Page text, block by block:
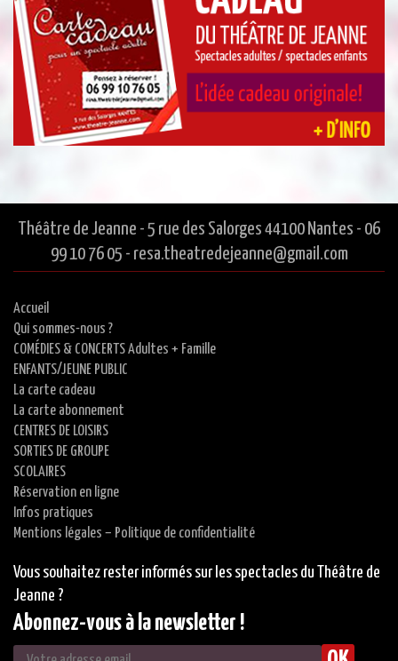
Théâtre de Jeanne - 5 rue des Salorges 44100 Nantes - 06
99 10 76 05 - resa.theatredejeanne@gmail.com
Accueil
Qui sommes-nous ?
COMÉDIES & CONCERTS Adultes + Famille
ENFANTS/JEUNE PUBLIC
La carte cadeau
La carte abonnement
CENTRES DE LOISIRS
SORTIES DE GROUPE
SCOLAIRES
Réservation en ligne
Infos pratiques
Mentions légales – Politique de confidentialité
Vous souhaitez rester informés sur les spectacles du Théâtre de
Jeanne ?
Abonnez-vous à la newsletter !